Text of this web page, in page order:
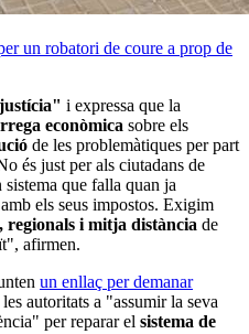
un robatori de coure a prop de
i expressa que la
econòmica sobre els
de les problemàtiques per part
és just per als ciutadans de
sistema que falla quan ja
els seus impostos. Exigim
regionals i mitja distància de
afirmen.
un enllaç per demanar
autoritats a "assumir la seva
per reparar el sistema de